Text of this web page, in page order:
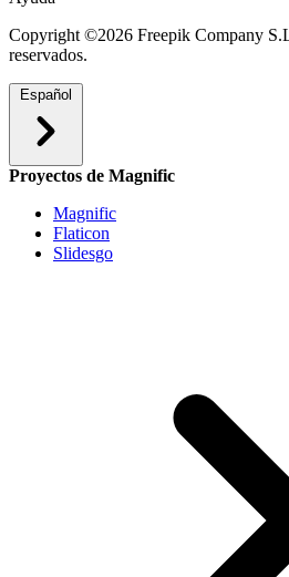
Copyright ©2026 Freepik Company
reservados.
Español
Proyectos de Magnific
Magnific
Flaticon
Slidesgo